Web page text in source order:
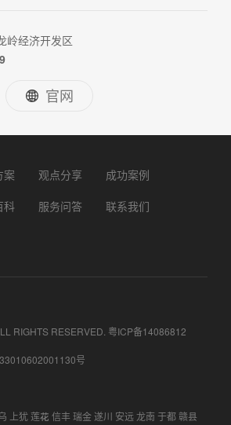
岭经济开发区
官网
案 观点分享
成功案例
科 服务问答 联系我们
RIGHTS RESERVED. 粤ICP备14086812
号
上犹莲花 信丰瑞金遂川 安远 龙南 于都赣县